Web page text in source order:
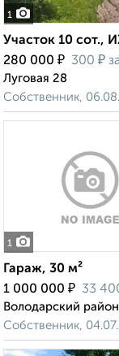
1
Участок 10 сот.,
280 000 ₽ 300 ₽
Луговая 28
Собственник,
1
Гараж, 30 м²
1 000 000 ₽ 33
Володарский
Собственник,